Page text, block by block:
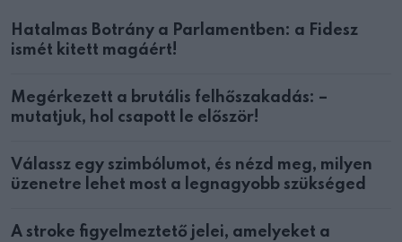
Hatalmas Botrány a Parlamentben: a Fidesz
ismét kitett magáért!
Megérkezett a brutális felhőszakadás: –
mutatjuk, hol csapott le először!
Válassz egy szimbólumot, és nézd meg, milyen
üzenetre lehet most a legnagyobb szükséged
A stroke figyelmeztető jelei, amelyeket a